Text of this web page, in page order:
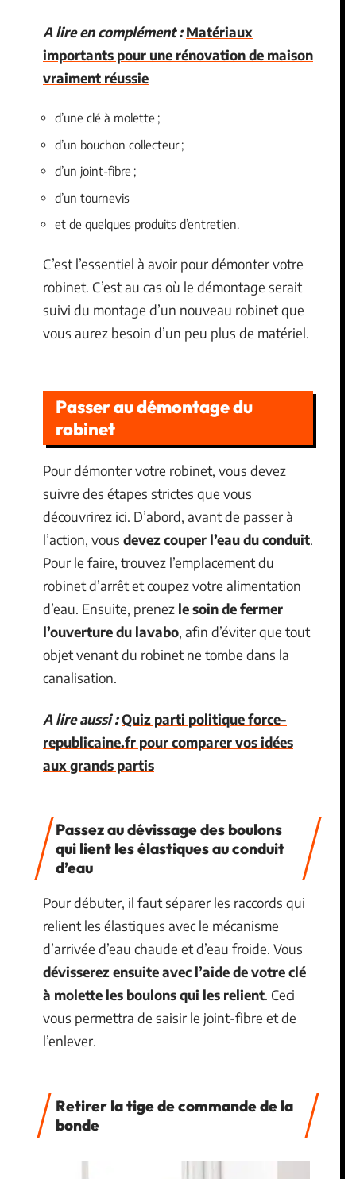
A lire en complément : Matériaux
importants pour une rénovation de maison
vraiment réussie
d’une clé à molette ;
d’un bouchon collecteur ;
d’un joint-fibre ;
d’un tournevis
et de quelques produits d’entretien.
C’est l’essentiel à avoir pour démonter votre
robinet. C’est au cas où le démontage serait
suivi du montage d’un nouveau robinet que
vous aurez besoin d’un peu plus de matériel.
Passer au démontage du
robinet
Pour démonter votre robinet, vous devez
suivre des étapes strictes que vous
découvrirez ici. D’abord, avant de passer à
l’action, vous devez couper l’eau du conduit.
Pour le faire, trouvez l’emplacement du
robinet d’arrêt et coupez votre alimentation
d’eau. Ensuite, prenez le soin de fermer
l’ouverture du lavabo, afin d’éviter que tout
objet venant du robinet ne tombe dans la
canalisation.
A lire aussi :Quiz parti politique force-
republicaine.fr pour comparer vos idées
aux grands partis
Passez au dévissage des boulons
qui lient les élastiques au conduit
d’eau
Pour débuter, il faut séparer les raccords qui
relient les élastiques avec le mécanisme
d’arrivée d’eau chaude et d’eau froide. Vous
dévisserez ensuite avec l’aide de votre clé
à molette les boulons qui les relient. Ceci
vous permettra de saisir le joint-fibre et de
l’enlever.
Retirer la tige de commande de la
bonde